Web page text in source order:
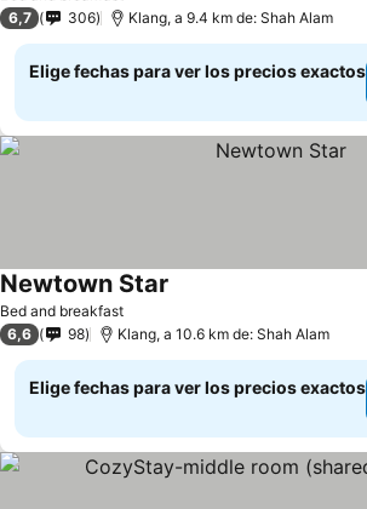
6,7 306 Klang, a 9.4 km de: Shah Alam
Elige fechas para ver los precios exactos
Bed and breakfast
Newtown Star
6,6 98 Klang, a 10.6 km de: Shah Alam
Elige fechas para ver los precios exactos